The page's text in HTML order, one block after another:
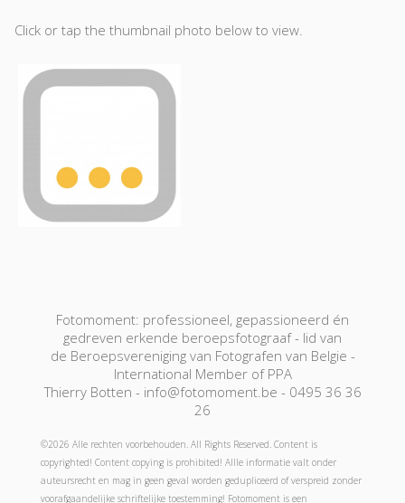
Click or tap the thumbnail photo below to view.
Fotomoment: professioneel, gepassioneerd én
gedreven erkende beroepsfotograaf - lid van
de Beroepsvereniging van Fotografen van Belgie -
International Member of PPA
Thierry Botten - info@fotomoment.be - 0495 36 36
26
©2026 Alle rechten voorbehouden. All Rights Reserved. Content is
copyrighted! Content copying is prohibited! Allle informatie valt onder
auteursrecht en mag in geen geval worden gedupliceerd of verspreid zonder
voorafgaandelijke schriftelijke toestemming! Fotomoment is een